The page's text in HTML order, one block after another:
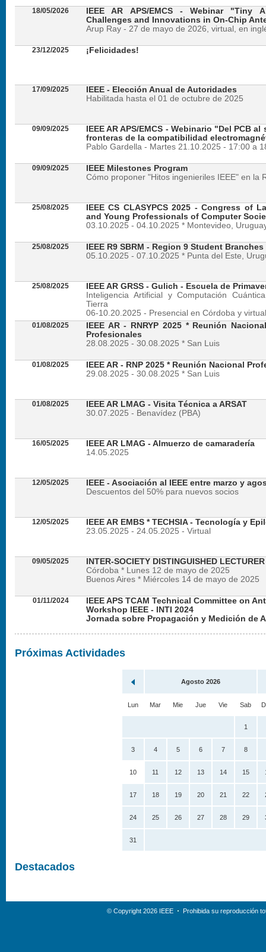
18/05/2026
IEEE AR APS/EMCS - Webinar "Tiny
Challenges and Innovations in On-Chip
Arup Ray - 27 de mayo de 2026, virtual, en
23/12/2025 ¡Felicidades!
17/09/2025
IEEE - Elección Anual de Autoridades
Habilitada hasta el 01 de octubre de 2025
09/09/2025
IEEE AR APS/EMCS - Webinario "Del PCB
fronteras de la compatibilidad
Pablo Gardella - Martes 21.10.2025 - 17:00 a
09/09/2025
IEEE Milestones Program
Cómo proponer "Hitos ingenieriles IEEE" en la
25/08/2025
IEEE CS CLASYPCS 2025 - Congress of
and Young Professionals of Computer
03.10.2025 - 04.10.2025 * Montevideo,
25/08/2025
IEEE R9 SBRM - Region 9 Student
05.10.2025 - 07.10.2025 * Punta del Este,
25/08/2025
IEEE AR GRSS - Gulich - Escuela de
Inteligencia Artificial y Computación
Tierra
06-10.20.2025 - Presencial en Córdoba y virtual
01/08/2025
IEEE AR - RNRYP 2025 * Reunión
Profesionales
28.08.2025 - 30.08.2025 * San Luis
01/08/2025
IEEE AR - RNP 2025 * Reunión Nacional
29.08.2025 - 30.08.2025 * San Luis
01/08/2025
IEEE AR LMAG - Visita Técnica a ARSAT
30.07.2025 - Benavídez (PBA)
16/05/2025
IEEE AR LMAG - Almuerzo de camaradería
14.05.2025
12/05/2025
IEEE - Asociación al IEEE entre marzo y
Descuentos del 50% para nuevos socios
12/05/2025
IEEE AR EMBS * TECHSIA - Tecnología y
23.05.2025 - 24.05.2025 - Virtual
09/05/2025
INTER-SOCIETY DISTINGUISHED
Córdoba * Lunes 12 de mayo de 2025
Buenos Aires * Miércoles 14 de mayo de 2025
01/11/2024
IEEE APS TCAM Technical Committee on
Workshop IEEE - INTI 2024
Jornada sobre Propagación y Medición de
Próximas Actividades
Agosto 2026
Lun Mar Mie Jue Vie Sab
1
3 4 5 6 7 8
10 11 12 13 14 15
17 18 19 20 21 22
24 25 26 27 28 29
31
Destacados
© Copyright 2026 IEEE Prohibida su reproducción